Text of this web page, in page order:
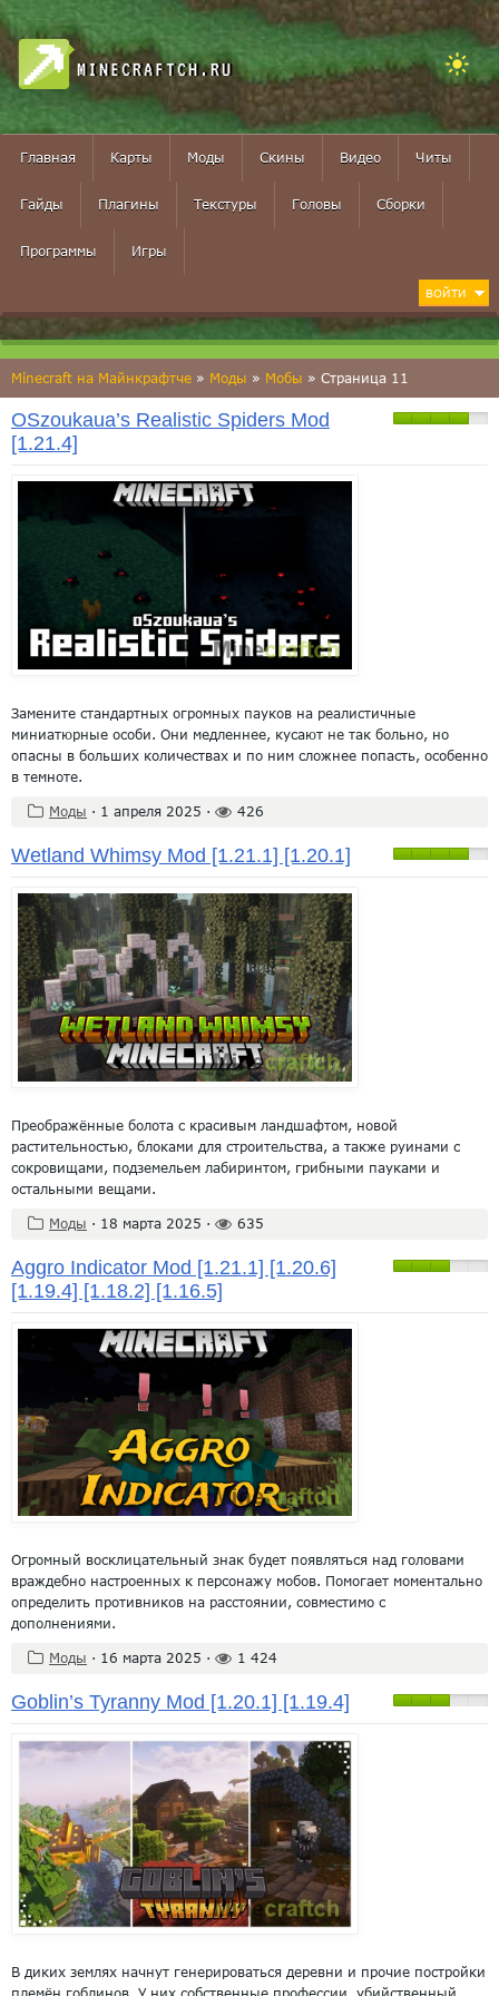
MINECRAFTCH.RU
Главная Карты Моды Скины Видео Читы
Гайды Плагины Текстуры Головы Сборки
Программы Игры
ВОЙТИ
Minecraft на Майнкрафтче » Моды » Мобы » Страница 11
OSzoukaua’s Realistic Spiders Mod
[1.21.4]
Замените стандартных огромных пауков на реалистичные
миниатюрные особи. Они медленнее, кусают не так больно, но
опасны в больших количествах и по ним сложнее попасть, особенно
в темноте.
Моды · 1 апреля 2025 · 426
Wetland Whimsy Mod [1.21.1] [1.20.1]
Преображённые болота с красивым ландшафтом, новой
растительностью, блоками для строительства, а также руинами с
сокровищами, подземельем лабиринтом, грибными пауками и
остальными вещами.
Моды · 18 марта 2025 · 635
Aggro Indicator Mod [1.21.1] [1.20.6]
[1.19.4] [1.18.2] [1.16.5]
Огромный восклицательный знак будет появляться над головами
враждебно настроенных к персонажу мобов. Помогает моментально
определить противников на расстоянии, совместимо с
дополнениями.
Моды · 16 марта 2025 · 1 424
Goblin’s Tyranny Mod [1.20.1] [1.19.4]
В диких землях начнут генерироваться деревни и прочие постройки